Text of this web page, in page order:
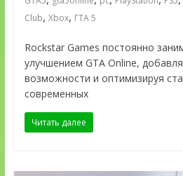
Club, Xbox, ГТА 5
Rockstar Games постоянно
улучшением GTA Online,
возможности и оптимизируя
современных
Читать далее